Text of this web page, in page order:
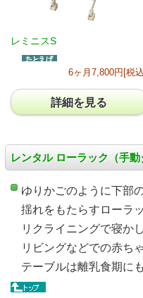
レミニスS
6ヶ月7,800円[税
詳細を見る
レンタル ローラック（手動
ゆりかごのように下部
揺れをもたらすローラ
リクライニングで寝か
リビングなどでの赤ち
テーブルは離乳食期に